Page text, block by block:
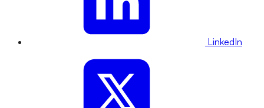
LinkedIn